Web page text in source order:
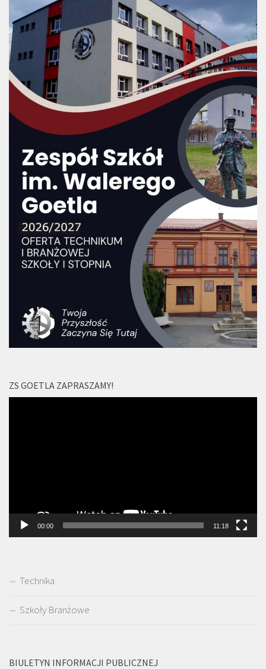
ZS GOETLA ZAPRASZAMY!
00:00 11:18
Technika
Szkoły Branżowe
BIULETYN INFORMACJI PUBLICZNEJ